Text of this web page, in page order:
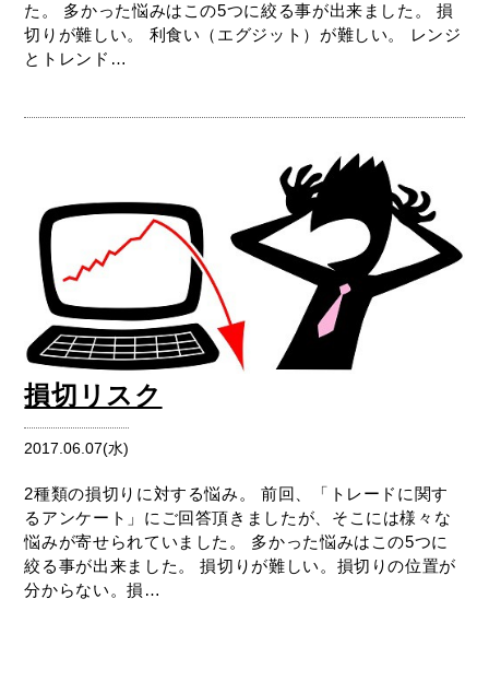
た。 多かった悩みはこの5つに絞る事が出来ました。 損
切りが難しい。 利食い（エグジット）が難しい。 レンジ
とトレンド…
損切リスク
2017.06.07(水)
2種類の損切りに対する悩み。 前回、「トレードに関す
るアンケート」にご回答頂きましたが、そこには様々な
悩みが寄せられていました。 多かった悩みはこの5つに
絞る事が出来ました。 損切りが難しい。損切りの位置が
分からない。損…